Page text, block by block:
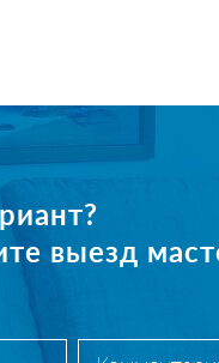
выезд